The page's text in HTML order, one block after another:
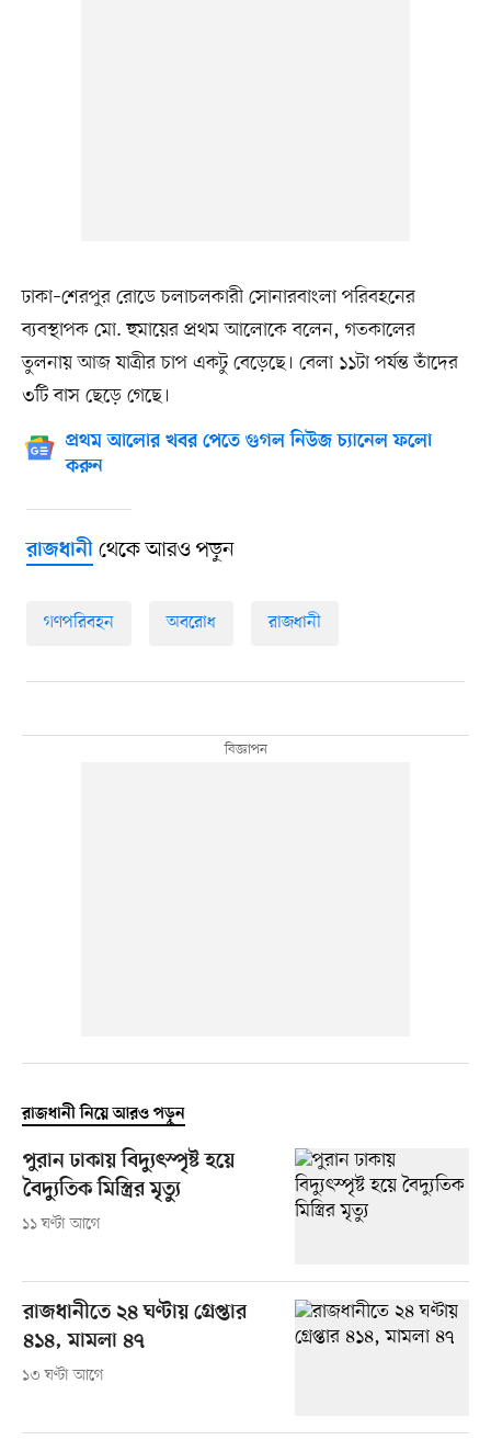
ঢাকা–শেরপুর রোডে চলাচলকারী সোনারবাংলা পরিবহনের
ব্যবস্থাপক মো. হুমায়ের প্রথম আলোকে বলেন, গতকালের
তুলনায় আজ যাত্রীর চাপ একটু বেড়েছে। বেলা ১১টা পর্যন্ত তাঁদের
৩টি বাস ছেড়ে গেছে।
প্রথম আলোর খবর পেতে গুগল নিউজ চ্যানেল ফলো
করুন
রাজধানীথেকে আরও পড়ুন
গণপরিবহন অবরোধ রাজধানী
রাজধানী নিয়ে আরও পড়ুন
পুরান ঢাকায় বিদ্যুৎস্পৃষ্ট হয়ে
বৈদ্যুতিক মিস্ত্রির মৃত্যু
১১ ঘণ্টা আগে
রাজধানীতে ২৪ ঘণ্টায় গ্রেপ্তার
৪১৪, মামলা ৪৭
১৩ ঘণ্টা আগে